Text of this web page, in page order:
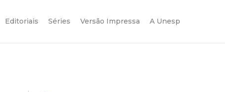
Editoriais Séries Versão Impressa A Unesp